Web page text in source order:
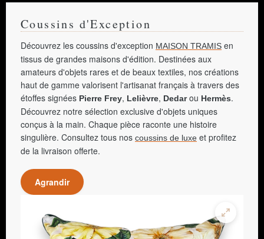
Coussins d'Exception
Découvrez les coussins d'exception MAISON TRAMIS en
tissus de grandes maisons d'édition. Destinées aux
amateurs d'objets rares et de beaux textiles, nos créations
haut de gamme valorisent l'artisanat français à travers des
étoffes signées Pierre Frey, Lelièvre, Dedarou Hermès.
Découvrez notre sélection exclusive d'objets uniques
conçus à la main. Chaque pièce raconte une histoire
singulière. Consultez tous nos coussins de luxe et profitez
de la livraison offerte.
Agrandir